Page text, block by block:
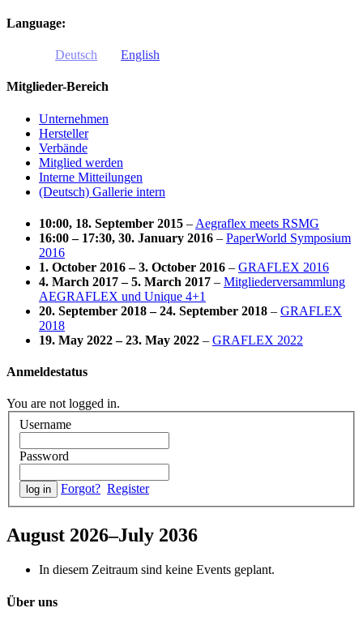
Language:
Deutsch English
Mitglieder-Bereich
Unternehmen
Hersteller
Verbände
Mitglied werden
Interne Mitteilungen
(Deutsch) Gallerie intern
10:00, 18. September 2015 – Aegraflex meets RSMG
16:00 – 17:30, 30. January 2016 – PaperWorld Symposium
2016
1. October 2016 – 3. October 2016 – GRAFLEX 2016
4. March 2017 – 5. March 2017 – Mitgliederversammlung
AEGRAFLEX und Unique 4+1
20. September 2018 – 24. September 2018 – GRAFLEX
2018
19. May 2022 – 23. May 2022 – GRAFLEX 2022
Anmeldestatus
You are not logged in.
Username
Password
Forgot? Register
August 2026–July 2036
In diesem Zeitraum sind keine Events geplant.
Über uns